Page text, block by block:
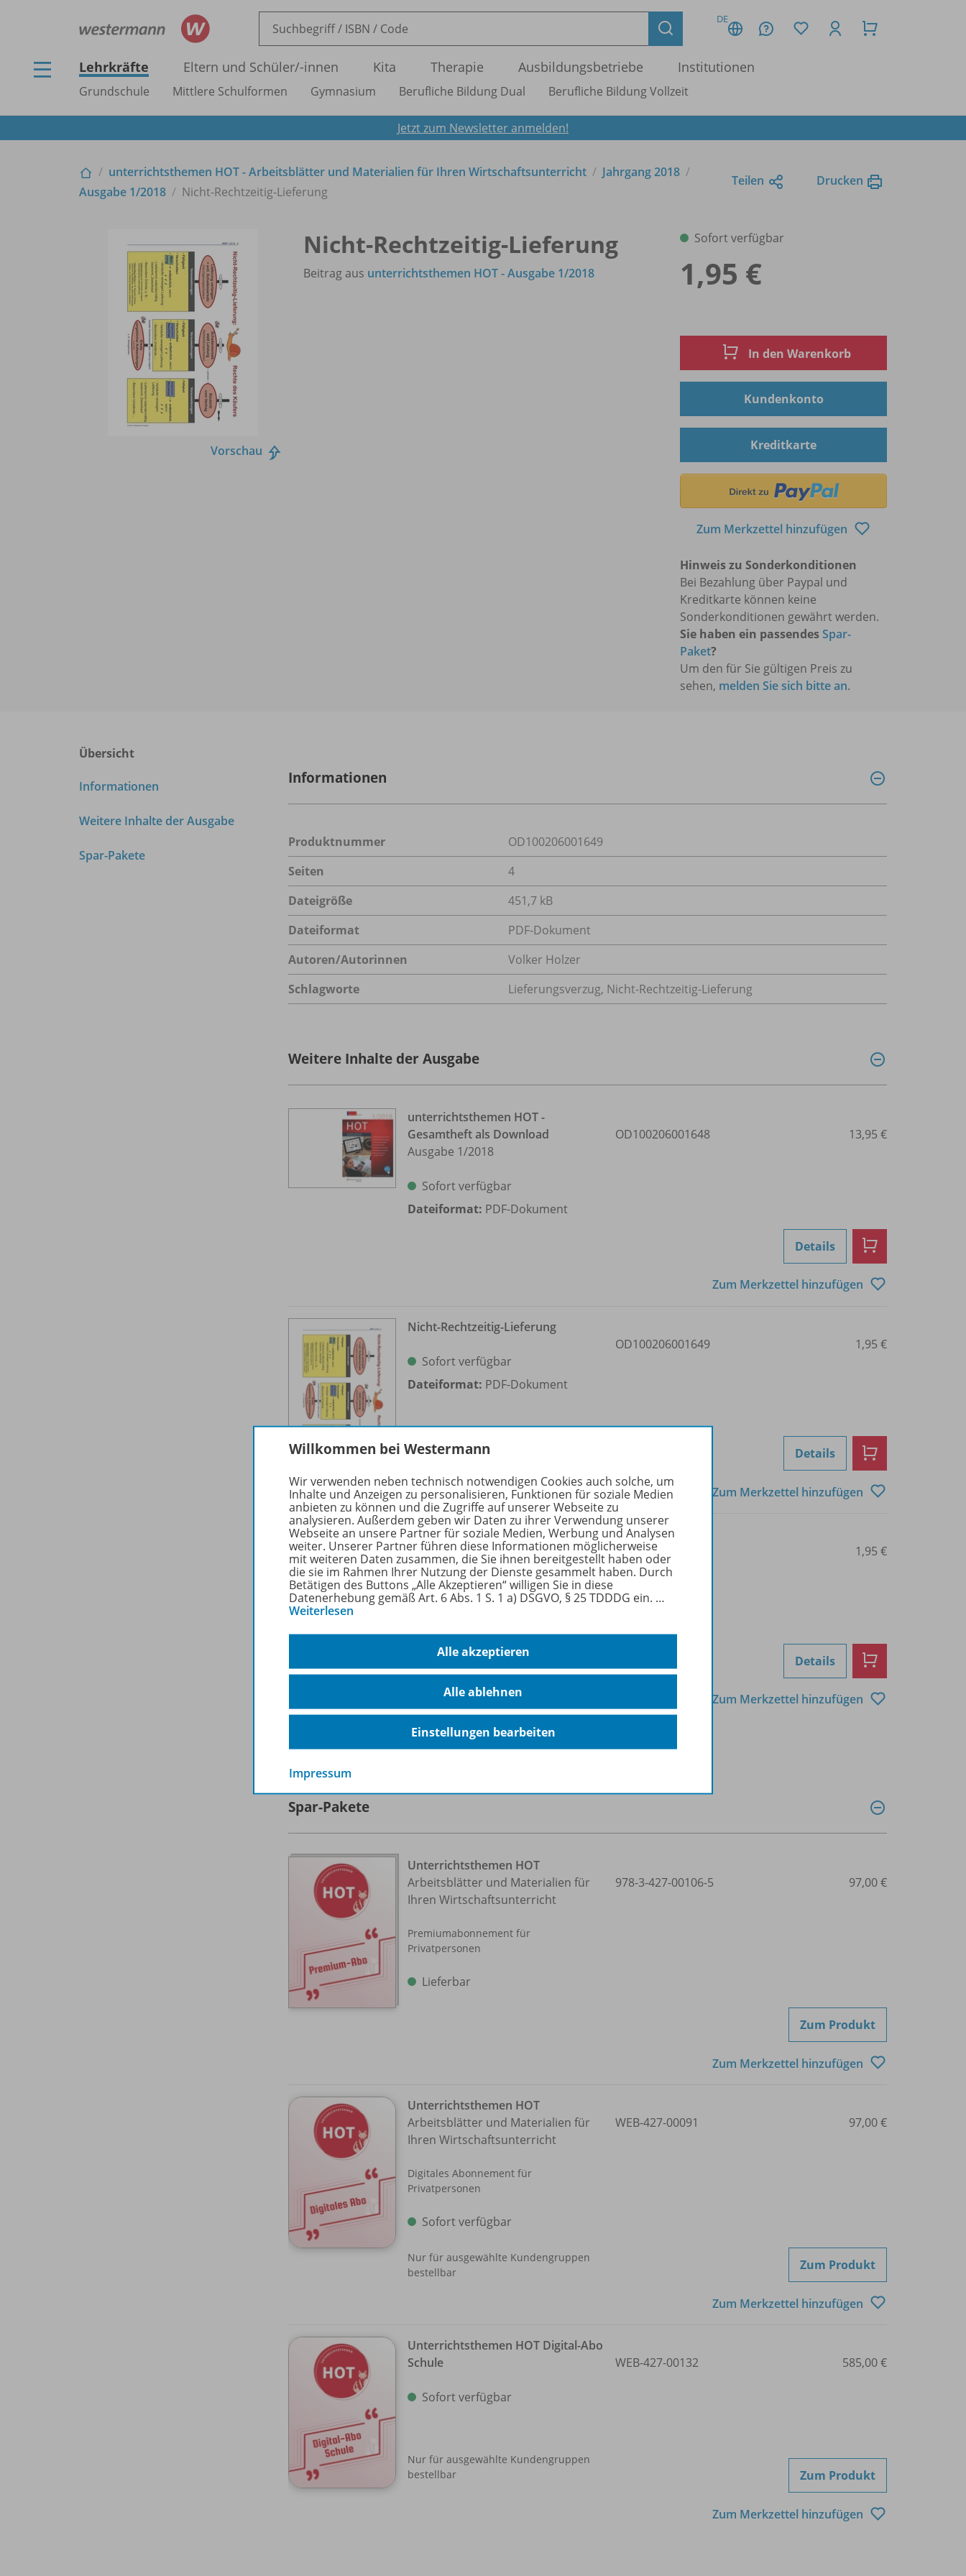
DE
Lehrkräfte Eltern und Schüler/-innen Kita Therapie Ausbildungsbetriebe Institutionen
Grundschule Mittlere Schulformen Gymnasium Berufliche Bildung Dual Berufliche Bildung Vollzeit
Jetzt zum Newsletter anmelden!
unterrichtsthemen HOT - Arbeitsblätter und Materialien für Ihren Wirtschaftsunterricht
Jahrgang 2018
Ausgabe 1/2018 Nicht-Rechtzeitig-Lieferung
Teilen Drucken
Vorschau
Nicht-Rechtzeitig-Lieferung
Beitrag aus unterrichtsthemen HOT - Ausgabe 1/2018
Sofort verfügbar
1,95 €
In den Warenkorb
Kundenkonto
Kreditkarte
Zum Merkzettel hinzufügen
Hinweis zu Sonderkonditionen
Bei Bezahlung über Paypal und
Kreditkarte können keine
Sonderkonditionen gewährt werden.
Sie haben ein passendesSpar-
Paket?
Um den für Sie gültigen Preis zu
sehen, melden Sie sich bitte an.
Übersicht
Informationen
Weitere Inhalte der Ausgabe
Spar-Pakete
Informationen
Produktnummer
OD100206001649
Seiten
4
Dateigröße
451,7 kB
Dateiformat
PDF-Dokument
Autoren/Autorinnen
Volker Holzer
Schlagworte
Lieferungsverzug, Nicht-Rechtzeitig-Lieferung
Weitere Inhalte der Ausgabe
unterrichtsthemen HOT -
Gesamtheft als Download
Ausgabe 1/2018
Sofort verfügbar
Dateiformat: PDF-Dokument
OD100206001648 13,95 €
Details
Zum Merkzettel hinzufügen
Nicht-Rechtzeitig-Lieferung
Sofort verfügbar
Dateiformat: PDF-Dokument
OD100206001649 1,95 €
Details
Zum Merkzettel hinzufügen
Nicht-Rechtzeitig-Lieferung (Fälle)
Sofort verfügbar
Dateiformat:PDF-Dokument
OD100206001650 1,95 €
Details
Zum Merkzettel hinzufügen
Alle 15 Inhalte dieser Ausgabe anzeigen
Spar-Pakete
Unterrichtsthemen HOT
Arbeitsblätter und Materialien für
Ihren Wirtschaftsunterricht
Premiumabonnement für
Privatpersonen
Lieferbar
978-3-427-00106-5 97,00 €
Zum Produkt
Zum Merkzettel hinzufügen
Unterrichtsthemen HOT
Arbeitsblätter und Materialien für
Ihren Wirtschaftsunterricht
Digitales Abonnement für
Privatpersonen
Sofort verfügbar
Nur für ausgewählte Kundengruppen
bestellbar
WEB-427-00091 97,00 €
Zum Produkt
Zum Merkzettel hinzufügen
Unterrichtsthemen HOT Digital-Abo
Schule
Sofort verfügbar
Nur für ausgewählte Kundengruppen
bestellbar
WEB-427-00132 585,00 €
Zum Produkt
Zum Merkzettel hinzufügen
Willkommen bei Westermann
Wir verwenden neben technisch notwendigen Cookies auch solche, um
Inhalte und Anzeigen zu personalisieren, Funktionen für soziale Medien
anbieten zu können und die Zugriffe auf unserer Webseite zu
analysieren. Außerdem geben wir Daten zu ihrer Verwendung unserer
Webseite an unsere Partner für soziale Medien, Werbung und Analysen
weiter. Unserer Partner führen diese Informationen möglicherweise
mit weiteren Daten zusammen, die Sie ihnen bereitgestellt haben oder
die sie im Rahmen Ihrer Nutzung der Dienste gesammelt haben. Durch
Betätigen des Buttons „Alle Akzeptieren“ willigen Sie in diese
Datenerhebung gemäß Art. 6 Abs. 1 S. 1 a) DSGVO, § 25 TDDDG ein. …
Weiterlesen
Alle akzeptieren
Alle ablehnen
Einstellungen bearbeiten
Impressum